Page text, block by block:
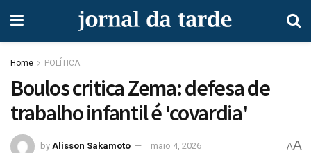
Home POLÍTICA
Boulos critica Zema: defesa de
trabalho infantil é 'covardia'
by Alisson Sakamoto maio 4, 2026 AA